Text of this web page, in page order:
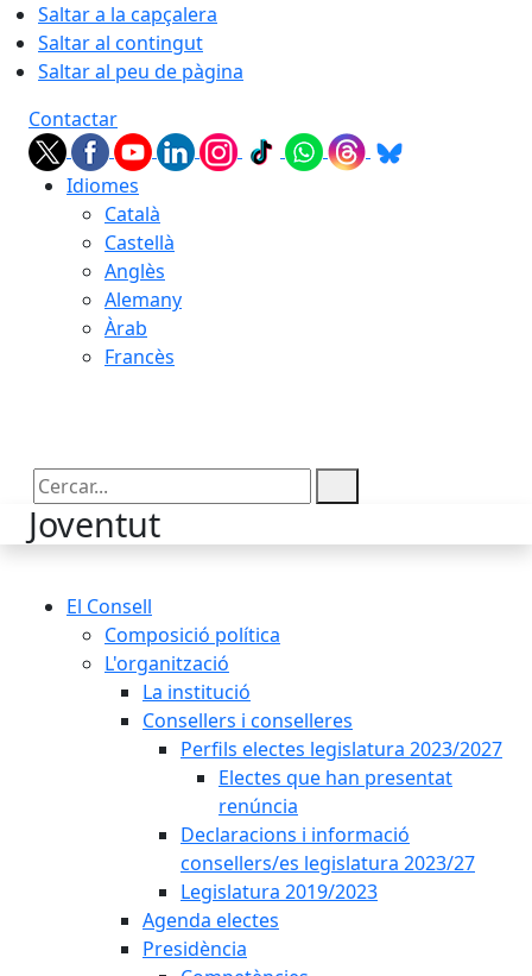
Saltar a la capçalera
Saltar al contingut
Saltar al peu de pàgina
Contactar
Idiomes
Català
Castellà
Anglès
Alemany
Àrab
Francès
Cercar:
Joventut
El Consell
Composició política
L'organització
La institució
Consellers i conselleres
Perfils electes legislatura 2023/2027
Electes que han presentat
renúncia
Declaracions i informació
consellers/es legislatura 2023/27
Legislatura 2019/2023
Agenda electes
Presidència